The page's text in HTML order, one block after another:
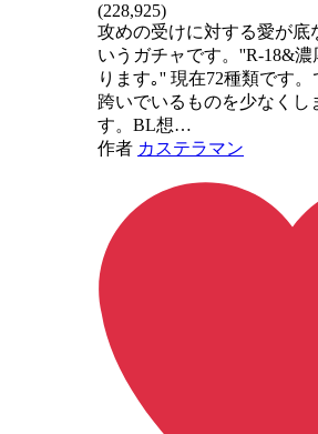
(228,925)
攻めの受けに対する愛が底
いうガチャです。''R-18&
ります｡'' 現在72種類です
跨いでいるものを少なくし
す。BL想…
作者 カステラマン